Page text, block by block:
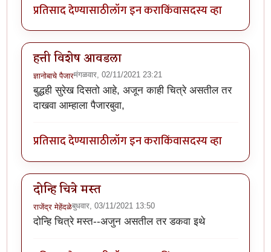
प्रतिसाद देण्यासाठीलॉग इन कराकिंवासदस्य व्हा
हत्ती विशेष आवडला
ज्ञानोबाचे पैजारमंगळवार, 02/11/2021 23:21
बुद्धही सुरेख दिसतो आहे, अजून काही चित्रे असतील तर
दाखवा आम्हाला पैजारबुवा,
प्रतिसाद देण्यासाठीलॉग इन कराकिंवासदस्य व्हा
दोन्हि चित्रे मस्त
राजेंद्र मेहेंदळेबुधवार, 03/11/2021 13:50
दोन्हि चित्रे मस्त--अजुन असतील तर डकवा इथे